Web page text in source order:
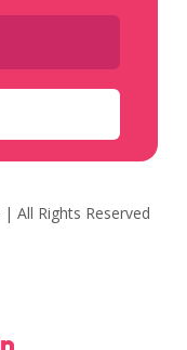
| All Rights Reserved